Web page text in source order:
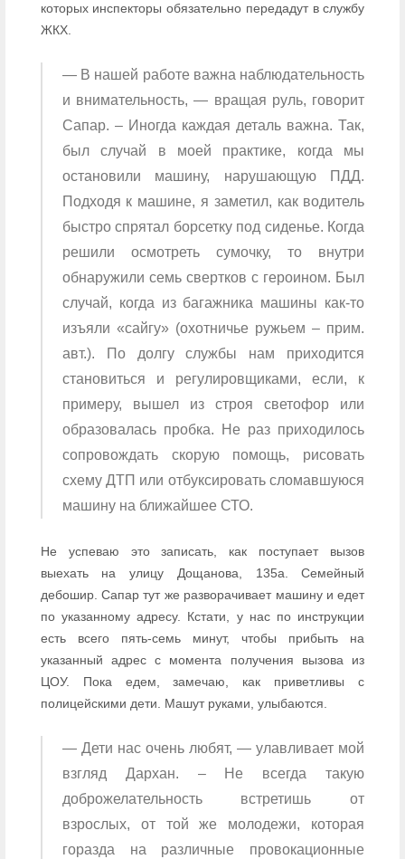
которых инспекторы обязательно передадут в службу
ЖКХ.
— В нашей работе важна наблюдательность
и внимательность, — вращая руль, говорит
Сапар. – Иногда каждая деталь важна. Так,
был случай в моей практике, когда мы
остановили машину, нарушающую ПДД.
Подходя к машине, я заметил, как водитель
быстро спрятал борсетку под сиденье. Когда
решили осмотреть сумочку, то внутри
обнаружили семь свертков с героином. Был
случай, когда из багажника машины как-то
изъяли «сайгу» (охотничье ружьем – прим.
авт.). По долгу службы нам приходится
становиться и регулировщиками, если, к
примеру, вышел из строя светофор или
образовалась пробка. Не раз приходилось
сопровождать скорую помощь, рисовать
схему ДТП или отбуксировать сломавшуюся
машину на ближайшее СТО.
Не успеваю это записать, как поступает вызов
выехать на улицу Дощанова, 135а. Семейный
дебошир. Сапар тут же разворачивает машину и едет
по указанному адресу. Кстати, у нас по инструкции
есть всего пять-семь минут, чтобы прибыть на
указанный адрес с момента получения вызова из
ЦОУ. Пока едем, замечаю, как приветливы с
полицейскими дети. Машут руками, улыбаются.
— Дети нас очень любят, — улавливает мой
взгляд Дархан. – Не всегда такую
доброжелательность встретишь от
взрослых, от той же молодежи, которая
горазда на различные провокационные